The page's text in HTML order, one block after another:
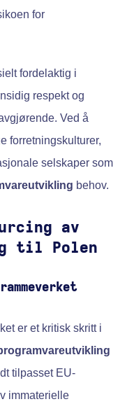
for
fordelaktig i
respekt og
Ved å
forretningskulturer,
selskaper som
behov.
av
til Polen
er et kritisk skritt i
tilpasset EU-
immaterielle